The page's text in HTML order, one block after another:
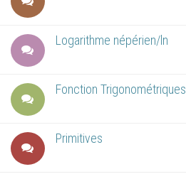
Logarithme népérien/ln
Fonction Trigonométriques
Primitives